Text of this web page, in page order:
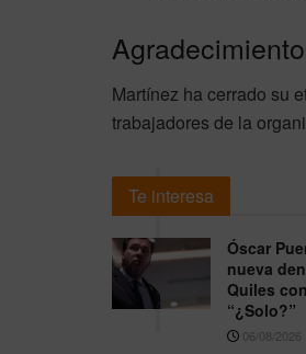
Martínez ha cerrado su
trabajadores de la
Te interesa
Óscar
nueva
Quiles
“¿Solo?”
06/08/2026